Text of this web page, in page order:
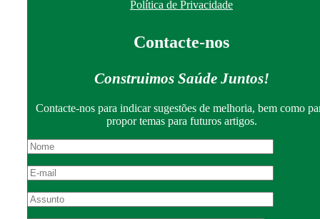
Política de Privacidade
Contacte-nos
Construimos Saúde Juntos!
Contacte-nos para indicar sugestões de melhoria, bem como
propor temas para futuros artigos.